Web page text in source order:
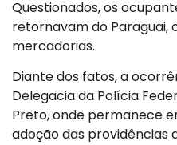
Questionados, os
retornavam do Paraguai,
mercadorias.
Diante dos fatos, a
Delegacia da Polícia
Preto, onde permanece
adoção das providências